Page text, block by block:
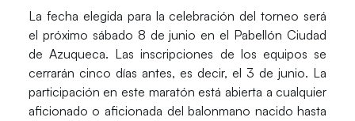
La fecha elegida para la celebración del torneo será
el próximo sábado 8 de junio en el Pabellón Ciudad
de Azuqueca. Las inscripciones de los equipos se
cerrarán cinco días antes, es decir, el 3 de junio. La
participación en este maratón está abierta a cualquier
aficionado o aficionada del balonmano nacido hasta